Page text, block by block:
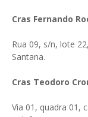
Cras Fernando
Rua 09, s/n, lote
Santana.
Cras Teodoro
Via 01, quadra 01,